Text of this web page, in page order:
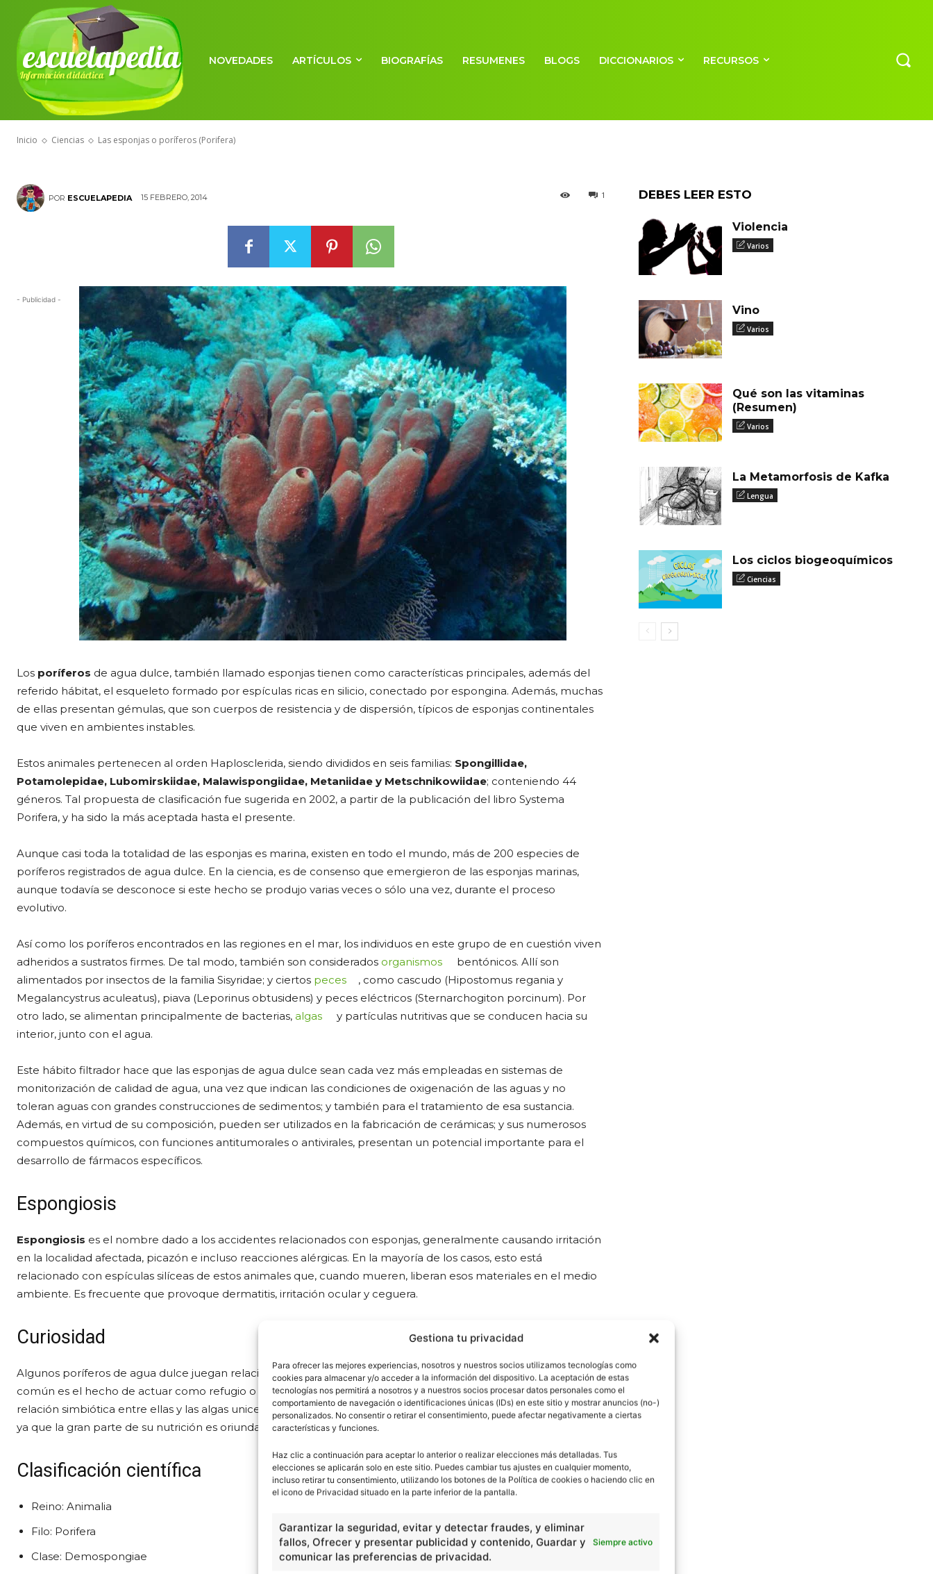
Gestiona tu privacidad
Para ofrecer las mejores experiencias, nosotros y nuestros socios utilizamos tecnologías como
cookies para almacenar y/o acceder a la información del dispositivo. La aceptación de estas
tecnologías nos permitirá a nosotros y a nuestros socios procesar datos personales como el
comportamiento de navegación o identificaciones únicas (IDs) en este sitio y mostrar anuncios (no-)
personalizados. No consentir o retirar el consentimiento, puede afectar negativamente a ciertas
características y funciones.
Haz clic a continuación para aceptar lo anterior o realizar elecciones más detalladas. Tus
elecciones se aplicarán solo en este sitio. Puedes cambiar tus ajustes en cualquier momento,
incluso retirar tu consentimiento, utilizando los botones de la Política de cookies o haciendo clic en
el icono de Privacidad situado en la parte inferior de la pantalla.
Garantizar la seguridad, evitar y detectar fraudes, y eliminar
fallos, Ofrecer y presentar publicidad y contenido, Guardar y
comunicar las preferencias de privacidad.
Siempre activo
escuelapedia
Información didáctica
NOVEDADES ARTÍCULOS BIOGRAFÍAS RESUMENES BLOGS DICCIONARIOS RECURSOS
Inicio Ciencias Las esponjas o poríferos (Porifera)
CIENCIAS
Las esponjas o poríferos (Porifera)
POR ESCUELAPEDIA 15 FEBRERO, 2014 1
- Publicidad -
Los poríferos de agua dulce, también llamado esponjas tienen como características principales, además del
referido hábitat, el esqueleto formado por espículas ricas en silicio, conectado por espongina. Además, muchas
de ellas presentan gémulas, que son cuerpos de resistencia y de dispersión, típicos de esponjas continentales
que viven en ambientes instables.
Estos animales pertenecen al orden Haplosclerida, siendo divididos en seis familias: Spongillidae,
Potamolepidae, Lubomirskiidae, Malawispongiidae, Metaniidae y Metschnikowiidae; conteniendo 44
géneros. Tal propuesta de clasificación fue sugerida en 2002, a partir de la publicación del libro Systema
Porifera, y ha sido la más aceptada hasta el presente.
Aunque casi toda la totalidad de las esponjas es marina, existen en todo el mundo, más de 200 especies de
poríferos registrados de agua dulce. En la ciencia, es de consenso que emergieron de las esponjas marinas,
aunque todavía se desconoce si este hecho se produjo varias veces o sólo una vez, durante el proceso
evolutivo.
Así como los poríferos encontrados en las regiones en el mar, los individuos en este grupo de en cuestión viven
adheridos a sustratos firmes. De tal modo, también son considerados organismos
bentónicos. Allí son
alimentados por insectos de la familia Sisyridae; y ciertos peces
, como cascudo (Hipostomus regania y
Megalancystrus aculeatus), piava (Leporinus obtusidens) y peces eléctricos (Sternarchogiton porcinum). Por
otro lado, se alimentan principalmente de bacterias, algas
y partículas nutritivas que se conducen hacia su
interior, junto con el agua.
Este hábito filtrador hace que las esponjas de agua dulce sean cada vez más empleadas en sistemas de
monitorización de calidad de agua, una vez que indican las condiciones de oxigenación de las aguas y no
toleran aguas con grandes construcciones de sedimentos; y también para el tratamiento de esa sustancia.
Además, en virtud de su composición, pueden ser utilizados en la fabricación de cerámicas; y sus numerosos
compuestos químicos, con funciones antitumorales o antivirales, presentan un potencial importante para el
desarrollo de fármacos específicos.
Espongiosis
Espongiosis es el nombre dado a los accidentes relacionados con esponjas, generalmente causando irritación
en la localidad afectada, picazón e incluso reacciones alérgicas. En la mayoría de los casos, esto está
relacionado con espículas silíceas de estos animales que, cuando mueren, liberan esos materiales en el medio
ambiente. Es frecuente que provoque dermatitis, irritación ocular y ceguera.
Curiosidad
Algunos poríferos de agua dulce juegan relaciones ecológicas positivas con otros organismos. Un ejemplo
común es el hecho de actuar como refugio o abrigo para diferentes tipos de animales. Otro factor envuelve la
relación simbiótica entre ellas y las algas unicelulares. En este caso, tales esponjas son consideradas fototróficas,
ya que la gran parte de su nutrición es oriunda de las actividades fotosintéticas de las algas simbiontes.
Clasificación científica
Reino: Animalia
Filo: Porifera
Clase: Demospongiae
DEBES LEER ESTO
Violencia
Varios
Vino
Varios
Qué son las vitaminas
(Resumen)
Varios
La Metamorfosis de Kafka
Lengua
Los ciclos biogeoquímicos
Ciencias